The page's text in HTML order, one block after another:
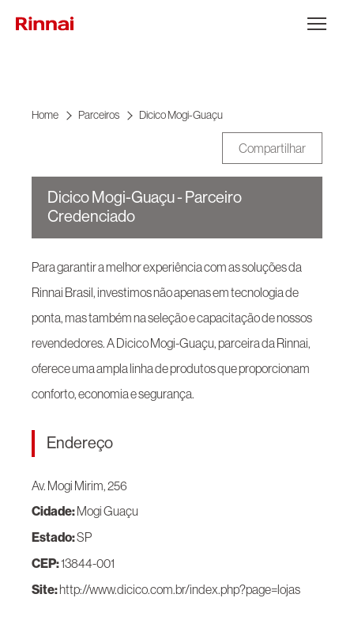
Abrir Menu
Home Parceiros Dicico Mogi-Guaçu
Compartilhar
Dicico Mogi-Guaçu - Parceiro
Credenciado
Para garantir a melhor experiência com as soluções da
Rinnai Brasil, investimos não apenas em tecnologia de
ponta, mas também na seleção e capacitação de nossos
revendedores. A Dicico Mogi-Guaçu, parceira da Rinnai,
oferece uma ampla linha de produtos que proporcionam
conforto, economia e segurança.
Endereço
Av. Mogi Mirim, 256
Cidade:Mogi Guaçu
Estado:SP
CEP:13844-001
Site:http://www.dicico.com.br/index.php?page=lojas